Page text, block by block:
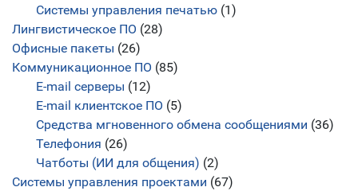
Системы управления печатью (1)
Лингвистическое ПО (28)
Офисные пакеты (26)
Коммуникационное ПО (85)
E-mail серверы (12)
E-mail клиентское ПО (5)
Средства мгновенного обмена сообщениями (36)
Телефония (26)
Чатботы (ИИ для общения) (2)
Системы управления проектами (67)